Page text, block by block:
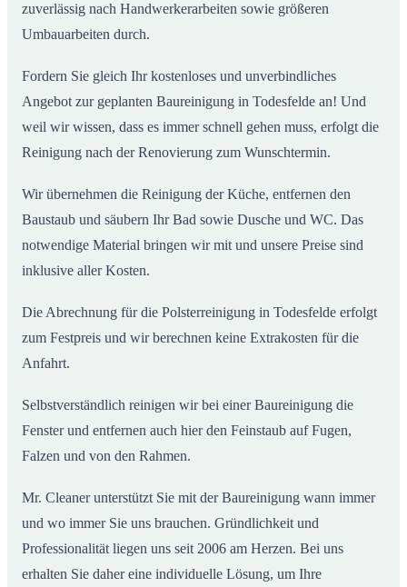
zuverlässig nach Handwerkerarbeiten sowie größeren
Umbauarbeiten durch.
Fordern Sie gleich Ihr kostenloses und unverbindliches
Angebot zur geplanten Baureinigung in Todesfelde an! Und
weil wir wissen, dass es immer schnell gehen muss, erfolgt die
Reinigung nach der Renovierung zum Wunschtermin.
Wir übernehmen die Reinigung der Küche, entfernen den
Baustaub und säubern Ihr Bad sowie Dusche und WC. Das
notwendige Material bringen wir mit und unsere Preise sind
inklusive aller Kosten.
Die Abrechnung für die Polsterreinigung in Todesfelde erfolgt
zum Festpreis und wir berechnen keine Extrakosten für die
Anfahrt.
Selbstverständlich reinigen wir bei einer Baureinigung die
Fenster und entfernen auch hier den Feinstaub auf Fugen,
Falzen und von den Rahmen.
Mr. Cleaner unterstützt Sie mit der Baureinigung wann immer
und wo immer Sie uns brauchen. Gründlichkeit und
Professionalität liegen uns seit 2006 am Herzen. Bei uns
erhalten Sie daher eine individuelle Lösung, um Ihre